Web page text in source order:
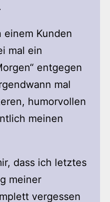
einem Kunden
mal ein
entgegen
mal
humorvollen
meinen
dass ich letztes
meiner
vergessen